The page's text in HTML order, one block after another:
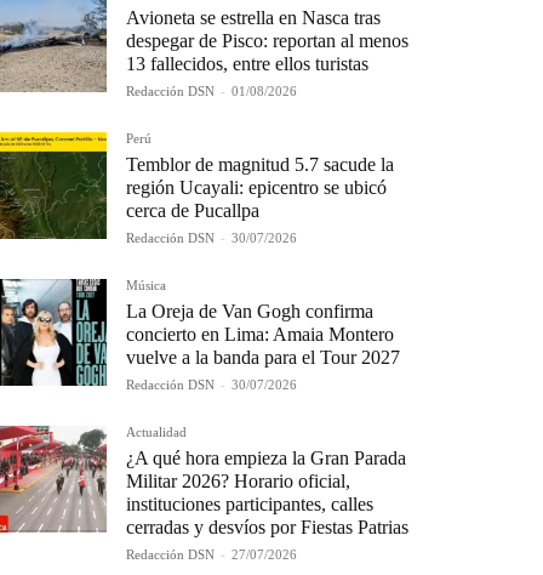
Avioneta se estrella en Nasca tras
despegar de Pisco: reportan al menos
13 fallecidos, entre ellos turistas
Redacción DSN - 01/08/2026
Perú
Temblor de magnitud 5.7 sacude la
región Ucayali: epicentro se ubicó
cerca de Pucallpa
Redacción DSN - 30/07/2026
Música
La Oreja de Van Gogh confirma
concierto en Lima: Amaia Montero
vuelve a la banda para el Tour 2027
Redacción DSN - 30/07/2026
Actualidad
¿A qué hora empieza la Gran Parada
Militar 2026? Horario oficial,
instituciones participantes, calles
cerradas y desvíos por Fiestas Patrias
Redacción DSN - 27/07/2026